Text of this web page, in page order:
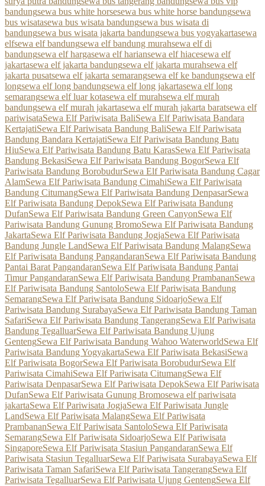
bandungsewa bus white horsesewa bus white horse bandungsewa
bus wisatasewa bus wisata bandungsewa bus wisata di
bandungsewa bus wisata jakarta bandungsewa bus yogyakartasewa
elfsewa elf bandungsewa elf bandung murahsewa elf di
bandungsewa elf hargasewa elf hariansewa elf hiacesewa elf
jakartasewa elf jakarta bandungsewa elf jakarta murahsewa elf
jakarta pusatsewa elf jakarta semarangsewa elf ke bandungsewa elf
longsewa elf long bandungsewa elf long jakartasewa elf long
semarangsewa elf luar kotasewa elf murahsewa elf murah
bandungsewa elf murah jakartasewa elf murah jakarta baratsewa elf
pariwisataSewa Elf Pariwisata BaliSewa Elf Pariwisata Bandara
KertajatiSewa Elf Pariwisata Bandung BaliSewa Elf Pariwisata
Bandung Bandara KertajatiSewa Elf Pariwisata Bandung Batu
HiuSewa Elf Pariwisata Bandung Batu KarasSewa Elf Pariwisata
Bandung BekasiSewa Elf Pariwisata Bandung BogorSewa Elf
Pariwisata Bandung BorobudurSewa Elf Pariwisata Bandung Cagar
AlamSewa Elf Pariwisata Bandung CimahiSewa Elf Pariwisata
Bandung CitumangSewa Elf Pariwisata Bandung DenpasarSewa
Elf Pariwisata Bandung DepokSewa Elf Pariwisata Bandung
DufanSewa Elf Pariwisata Bandung Green CanyonSewa Elf
Pariwisata Bandung Gunung BromoSewa Elf Pariwisata Bandung
JakartaSewa Elf Pariwisata Bandung JogjaSewa Elf Pariwisata
Bandung Jungle LandSewa Elf Pariwisata Bandung MalangSewa
Elf Pariwisata Bandung PangandaranSewa Elf Pariwisata Bandung
Pantai Barat PangandaranSewa Elf Pariwisata Bandung Pantai
Timur PangandaranSewa Elf Pariwisata Bandung PrambananSewa
Elf Pariwisata Bandung SantoloSewa Elf Pariwisata Bandung
SemarangSewa Elf Pariwisata Bandung SidoarjoSewa Elf
Pariwisata Bandung SurabayaSewa Elf Pariwisata Bandung Taman
SafariSewa Elf Pariwisata Bandung TangerangSewa Elf Pariwisata
Bandung TegalluarSewa Elf Pariwisata Bandung Ujung
GentengSewa Elf Pariwisata Bandung Wahoo WaterworldSewa Elf
Pariwisata Bandung YogyakartaSewa Elf Pariwisata BekasiSewa
Elf Pariwisata BogorSewa Elf Pariwisata BorobudurSewa Elf
Pariwisata CimahiSewa Elf Pariwisata CitumangSewa Elf
Pariwisata DenpasarSewa Elf Pariwisata DepokSewa Elf Pariwisata
DufanSewa Elf Pariwisata Gunung Bromosewa elf pariwisata
jakartaSewa Elf Pariwisata JogjaSewa Elf Pariwisata Jungle
LandSewa Elf Pariwisata MalangSewa Elf Pariwisata
PrambananSewa Elf Pariwisata SantoloSewa Elf Pariwisata
SemarangSewa Elf Pariwisata SidoarjoSewa Elf Pariwisata
SingaporeSewa Elf Pariwisata Stasiun PangandaranSewa Elf
Pariwisata Stasiun TegalluarSewa Elf Pariwisata SurabayaSewa Elf
Pariwisata Taman SafariSewa Elf Pariwisata TangerangSewa Elf
Pariwisata TegalluarSewa Elf Pariwisata Ujung GentengSewa Elf